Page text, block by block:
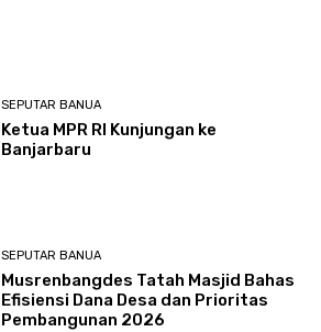
SEPUTAR BANUA
Ketua MPR RI Kunjungan ke
Banjarbaru
SEPUTAR BANUA
Musrenbangdes Tatah Masjid Bahas
Efisiensi Dana Desa dan Prioritas
Pembangunan 2026